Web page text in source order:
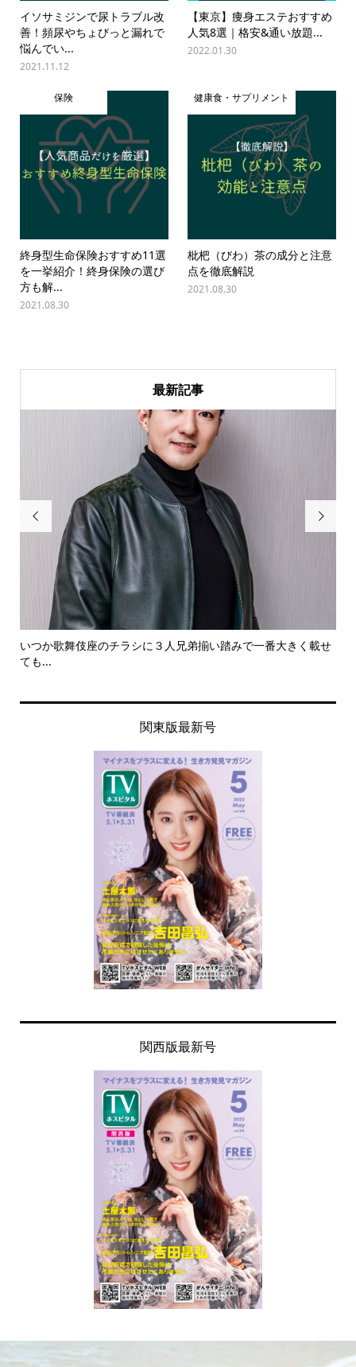
イソサミジンで尿トラブル改
善！頻尿やちょびっと漏れで
悩んでい...
2021.11.12
【東京】痩身エステおすすめ
人気8選｜格安&通い放題...
2022.01.30
保険
終身型生命保険おすすめ11選
を一挙紹介！終身保険の選び
方も解...
2021.08.30
健康食・サプリメント
枇杷（びわ）茶の成分と注意
点を徹底解説
2021.08.30
最新記事

いつか歌舞伎座のチラシに３人兄弟揃い踏みで一番大きく載せ
ても...

関東版最新号
関西版最新号